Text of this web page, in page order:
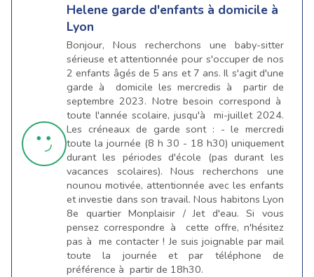
Helene garde d'enfants à domicile à
Lyon
Bonjour, Nous recherchons une baby-sitter
sérieuse et attentionnée pour s'occuper de nos
2 enfants âgés de 5 ans et 7 ans. Il s'agit d'une
garde à domicile les mercredis à partir de
septembre 2023. Notre besoin correspond à
toute l'année scolaire, jusqu'à mi-juillet 2024.
Les créneaux de garde sont : - le mercredi
toute la journée (8 h 30 - 18 h30) uniquement
durant les périodes d'école (pas durant les
vacances scolaires). Nous recherchons une
nounou motivée, attentionnée avec les enfants
et investie dans son travail. Nous habitons Lyon
8e quartier Monplaisir / Jet d'eau. Si vous
pensez correspondre à cette offre, n'hésitez
pas à me contacter ! Je suis joignable par mail
toute la journée et par téléphone de
préférence à partir de 18h30.